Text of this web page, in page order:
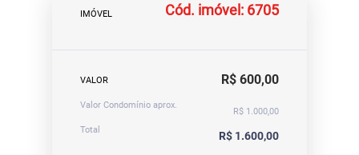
IMÓVEL Cód. imóvel: 6705
VALOR R$ 600,00
Valor Condomínio aprox.
R$ 1.000,00
Total
R$ 1.600,00